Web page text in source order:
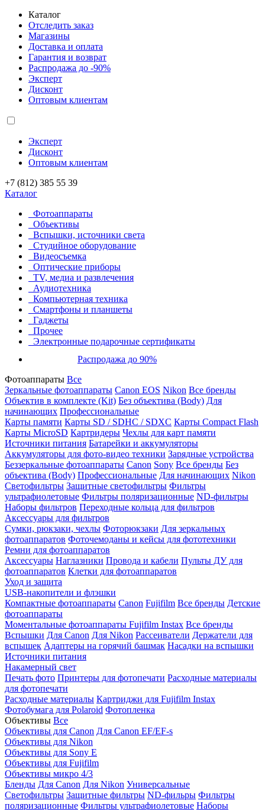
Каталог
Отследить заказ
Магазины
Доставка и оплата
Гарантия и возврат
Распродажа до -90%
Эксперт
Дисконт
Оптовым клиентам
Эксперт
Дисконт
Оптовым клиентам
+7 (812) 385 55 39
Каталог
Фотоаппараты
Объективы
Вспышки, источники света
Студийное оборудование
Видеосъемка
Оптические приборы
TV, медиа и развлечения
Аудиотехника
Компьютерная техника
Смартфоны и планшеты
Гаджеты
Прочее
Электронные подарочные сертификаты
Распродажа до 90%
Фотоаппараты Все
Зеркальные фотоаппараты Canon EOS Nikon Все бренды
Объектив в комплекте (Kit) Без объектива (Body) Для
начинающих Профессиональные
Карты памяти Карты SD / SDHC / SDXC Карты Compact Flash
Карты MicroSD Картридеры Чехлы для карт памяти
Источники питания Батарейки и аккумуляторы
Аккумуляторы для фото-видео техники Зарядные устройства
Беззеркальные фотоаппараты Canon Sony Все бренды Без
объектива (Body) Профессиональные Для начинающих Nikon
Светофильтры Защитные светофильтры Фильтры
ультрафиолетовые Фильтры поляризационные ND-фильтры
Наборы фильтров Переходные кольца для фильтров
Аксессуары для фильтров
Сумки, рюкзаки, чехлы Фоторюкзаки Для зеркальных
фотоаппаратов Фоточемоданы и кейсы для фототехники
Ремни для фотоаппаратов
Аксессуары Наглазники Провода и кабели Пульты ДУ для
фотоаппаратов Клетки для фотоаппаратов
Уход и защита
USB-накопители и флэшки
Компактные фотоаппараты Canon Fujifilm Все бренды Детские
фотоаппараты
Моментальные фотоаппараты Fujifilm Instax Все бренды
Вспышки Для Canon Для Nikon Рассеиватели Держатели для
вспышек Адаптеры на горячий башмак Насадки на вспышки
Источники питания
Накамерный свет
Печать фото Принтеры для фотопечати Расходные материалы
для фотопечати
Расходные материалы Картриджи для Fujifilm Instax
Фотобумага для Polaroid Фотопленка
Объективы Все
Объективы для Canon Для Canon EF/EF-s
Объективы для Nikon
Объективы для Sony E
Объективы для Fujifilm
Объективы микро 4/3
Бленды Для Canon Для Nikon Универсальные
Светофильтры Защитные фильтры ND-фильры Фильтры
поляризационные Фильтры ультрафиолетовые Наборы